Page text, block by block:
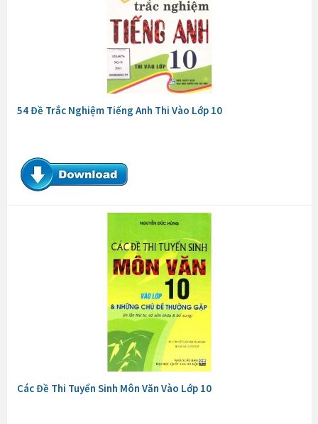
54 Đề Trắc Nghiệm Tiếng Anh Thi Vào Lớp 10
Các Đề Thi Tuyển Sinh Môn Văn Vào Lớp 10